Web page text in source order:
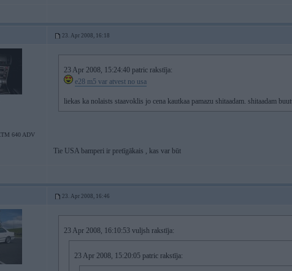
23. Apr 2008, 16:18
640 ADV
23 Apr 2008, 15:24:40 patric rakstīja:
e28 m5 var atvest no usa
liekas ka nolaists staavoklis jo cena kautkaa pamazu shitaadam. shitaadam
Tie USA bamperi ir pretīgākais , kas var būt
23. Apr 2008, 16:46
23 Apr 2008, 16:10:53 vuljsh rakstīja:
23 Apr 2008, 15:20:05 patric rakstīja: